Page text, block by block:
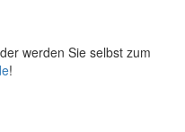
werden Sie selbst zum
!